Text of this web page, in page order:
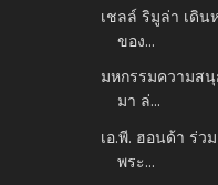
เชลล์ ริมูล่า เดิ
ของ...
มหกรรมความส
มา ล่...
เอ.พี. ฮอนด้า ร่ว
พระ...